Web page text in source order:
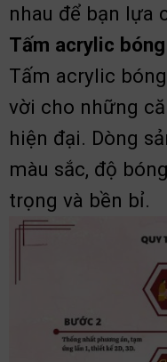
nhau để bạn lựa
Tấm acrylic
Tấm acrylic
vời cho những
hiện đại. Dòng
màu sắc, độ
trọng và bền bỉ.